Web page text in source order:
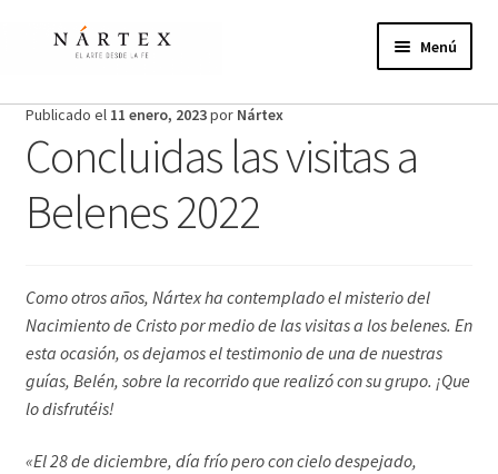
Menú
Inicio
Actividades
Proyectos de verano
Publicaciones
Nosotros
¿Te unes?
Publicado el 11 enero, 2023por Nártex
Concluidas las visitas a
Belenes 2022
Como otros años, Nártex ha contemplado el misterio del
Nacimiento de Cristo por medio de las visitas a los belenes. En
esta ocasión, os dejamos el testimonio de una de nuestras
guías, Belén, sobre la recorrido que realizó con su grupo. ¡Que
lo disfrutéis!
«El 28 de diciembre, día frío pero con cielo despejado,